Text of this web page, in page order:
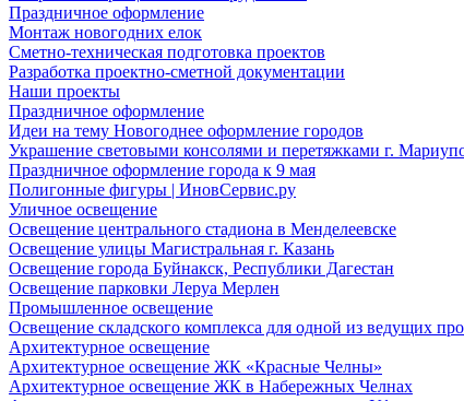
Праздничное оформление
Монтаж новогодних елок
Сметно-техническая подготовка проектов
Разработка проектно-сметной документации
Наши проекты
Праздничное оформление
Идеи на тему Новогоднее оформление городов
Украшение световыми консолями и перетяжками г.
Праздничное оформление города к 9 мая
Полигонные фигуры | ИновСервис.ру
Уличное освещение
Освещение центрального стадиона в Менделеевске
Освещение улицы Магистральная г. Казань
Освещение города Буйнакск, Республики Дагестан
Освещение парковки Леруа Мерлен
Промышленное освещение
Освещение складского комплекса для одной из ведущих
Архитектурное освещение
Архитектурное освещение ЖК «Красные Челны»
Архитектурное освещение ЖК в Набережных Челнах